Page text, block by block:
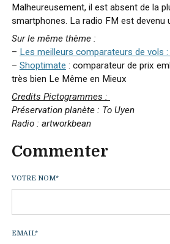
Malheureusement, il est absent de la
smartphones. La radio FM est devenu
Sur le même thème :
– Les meilleurs comparateurs de vols
– Shoptimate : comparateur de prix
très bien Le Même en Mieux
Credits Pictogrammes :
Préservation planète : To Uyen
Radio : artworkbean
Commenter
VOTRE NOM*
EMAIL*